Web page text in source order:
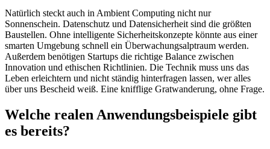
Natürlich steckt auch in Ambient Computing nicht nur
Sonnenschein. Datenschutz und Datensicherheit sind die größten
Baustellen. Ohne intelligente Sicherheitskonzepte könnte aus einer
smarten Umgebung schnell ein Überwachungsalptraum werden.
Außerdem benötigen Startups die richtige Balance zwischen
Innovation und ethischen Richtlinien. Die Technik muss uns das
Leben erleichtern und nicht ständig hinterfragen lassen, wer alles
über uns Bescheid weiß. Eine knifflige Gratwanderung, ohne Frage.
Welche realen Anwendungsbeispiele gibt
es bereits?